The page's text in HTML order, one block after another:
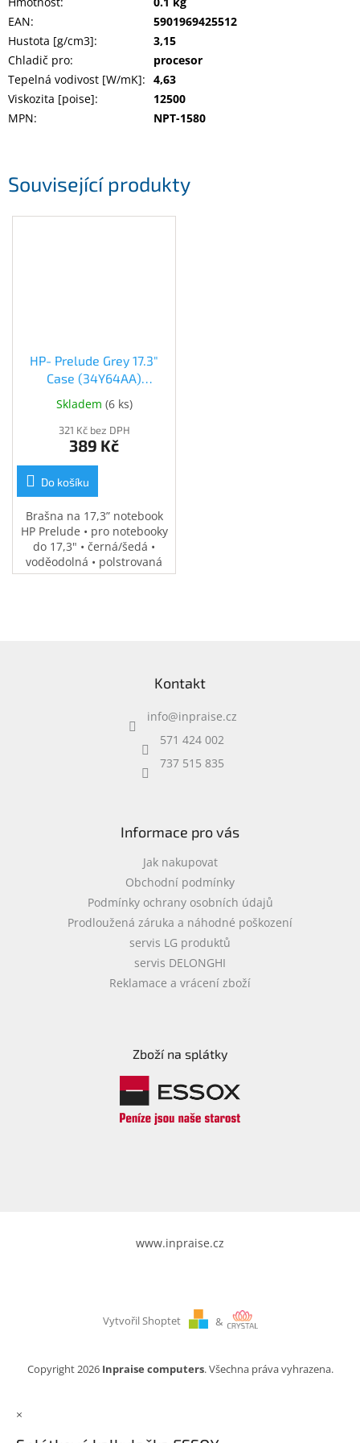
Inpraise
Kamerové
systémy
MILESIGHT
Doprodej
Související produkty
HP- Prelude Grey 17.3"
Case (34Y64AA)
(34Y64AA)
Skladem (6 ks)
321 Kč bez DPH
389 Kč
Do košíku
Brašna na 17,3” notebook
HP Prelude • pro notebooky
do 17,3" • černá/šedá •
voděodolná • polstrovaná
přihrádka na notebook •
EAN:
5901969425512
Hustota [g/cm3]:
3,15
Chladič pro:
procesor
Tepelná vodivost [W/mK]: 4,63
Viskozita [poise]:
12500
MPN: NPT-1580
Kontakt
info@inpraise.cz
571 424 002
737 515 835
Informace pro vás
Jak nakupovat
Obchodní podmínky
Podmínky ochrany osobních údajů
Prodloužená záruka a náhodné poškození
servis LG produktů
servis DELONGHI
Reklamace a vrácení zboží
Zboží na splátky
www.inpraise.cz
Vytvořil Shoptet &
Copyright 2026 Inpraise computers. Všechna práva vyhrazena.
×